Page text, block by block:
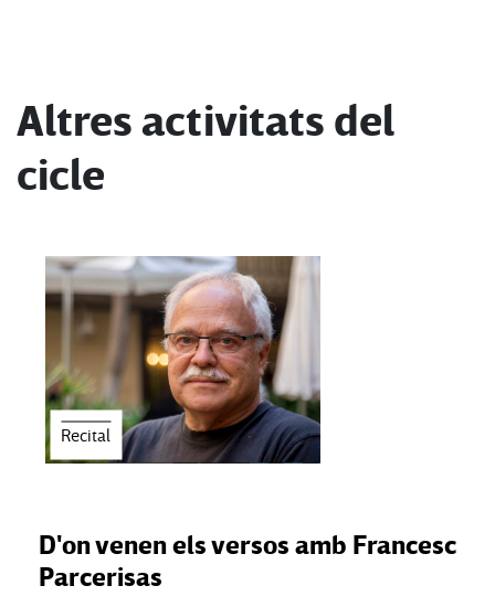
Altres activitats del
cicle
Recital
D'on venen els versos amb Francesc
Parcerisas